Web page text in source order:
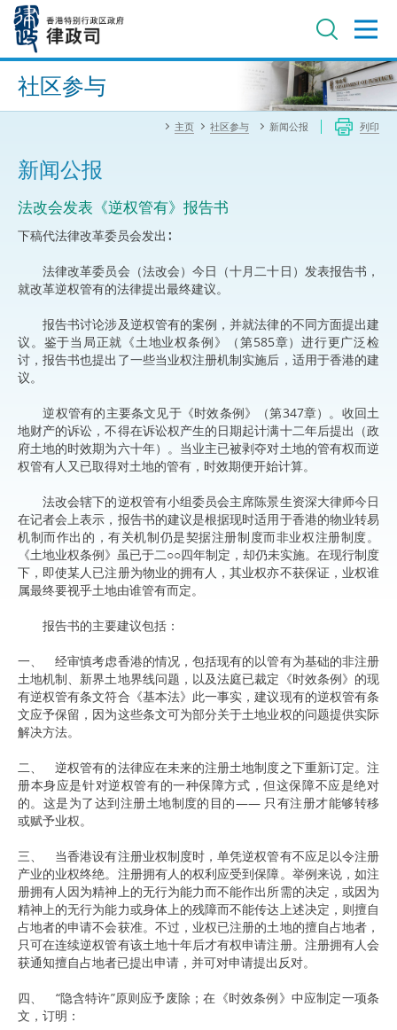
内
进阶搜寻
社区参与
主页 社区参与 新闻公报 列印
新闻公报
法改会发表《逆权管有》报告书
下稿代法律改革委员会发出∶
法律改革委员会（法改会）今日（十月二十日）发表报告书，
就改革逆权管有的法律提出最终建议。
报告书讨论涉及逆权管有的案例，并就法律的不同方面提出建
议。鉴于当局正就《土地业权条例》（第585章）进行更广泛检
讨，报告书也提出了一些当业权注册机制实施后，适用于香港的建
议。
逆权管有的主要条文见于《时效条例》（第347章）。收回土
地财产的诉讼，不得在诉讼权产生的日期起计满十二年后提出（政
府土地的时效期为六十年）。当业主已被剥夺对土地的管有权而逆
权管有人又已取得对土地的管有，时效期便开始计算。
法改会辖下的逆权管有小组委员会主席陈景生资深大律师今日
在记者会上表示，报告书的建议是根据现时适用于香港的物业转易
机制而作出的，有关机制仍是契据注册制度而非业权注册制度。
《土地业权条例》虽已于二○○四年制定，却仍未实施。在现行制度
下，即使某人已注册为物业的拥有人，其业权亦不获保证，业权谁
属最终要视乎土地由谁管有而定。
报告书的主要建议包括：
一、 经审慎考虑香港的情况，包括现有的以管有为基础的非注册
土地机制、新界土地界线问题，以及法庭已裁定《时效条例》的现
有逆权管有条文符合《基本法》此一事实，建议现有的逆权管有条
文应予保留，因为这些条文可为部分关于土地业权的问题提供实际
解决方法。
二、 逆权管有的法律应在未来的注册土地制度之下重新订定。注
册本身应是针对逆权管有的一种保障方式，但这保障不应是绝对
的。这是为了达到注册土地制度的目的—— 只有注册才能够转移
或赋予业权。
三、 当香港设有注册业权制度时，单凭逆权管有不应足以令注册
产业的业权终绝。注册拥有人的权利应受到保障。举例来说，如注
册拥有人因为精神上的无行为能力而不能作出所需的决定，或因为
精神上的无行为能力或身体上的残障而不能传达上述决定，则擅自
占地者的申请不会获准。不过，业权已注册的土地的擅自占地者，
只可在连续逆权管有该土地十年后才有权申请注册。注册拥有人会
获通知擅自占地者已提出申请，并可对申请提出反对。
四、 “隐含特许”原则应予废除；在《时效条例》中应制定一项条
文，订明：